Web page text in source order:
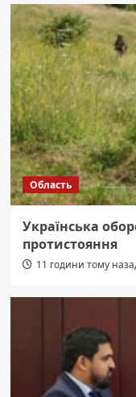
Область
Українська
протистояння
11 години тому